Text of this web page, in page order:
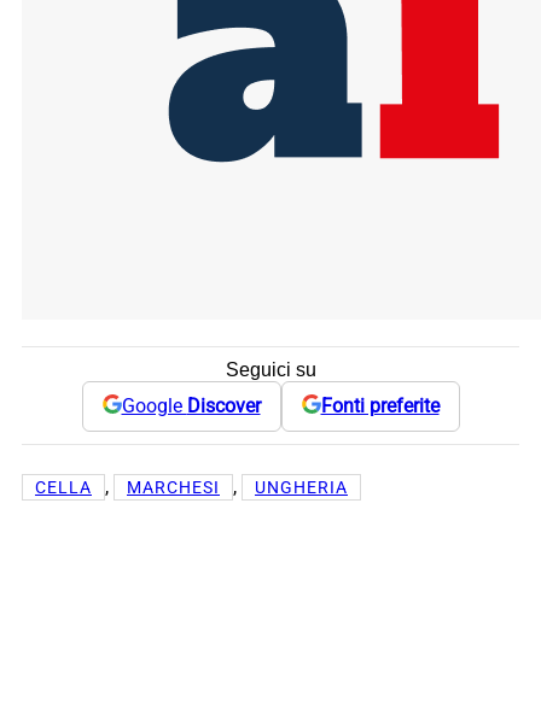
Seguici su
Google Discover Fonti preferite
CELLA , MARCHESI , UNGHERIA